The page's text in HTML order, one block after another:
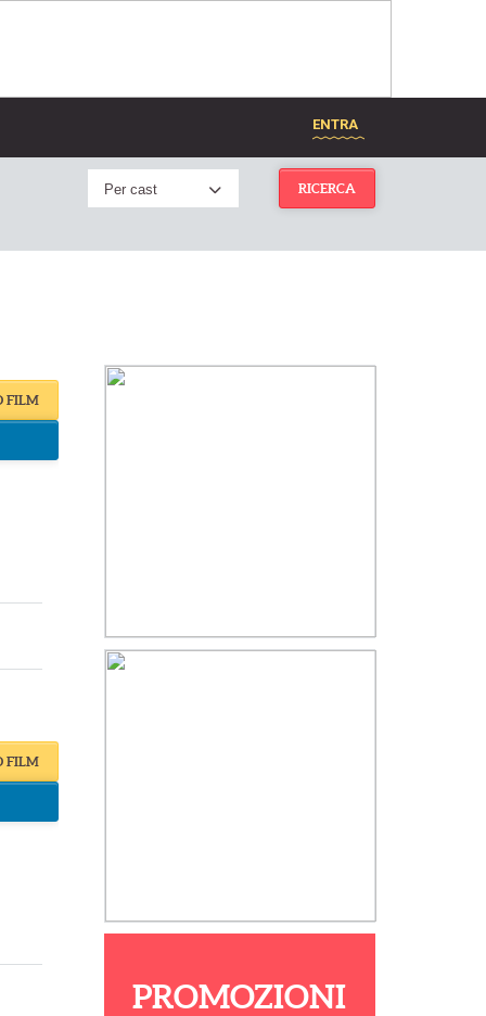
ENTRA
Per cast RICERCA
FILM
FILM
PROMOZIONI